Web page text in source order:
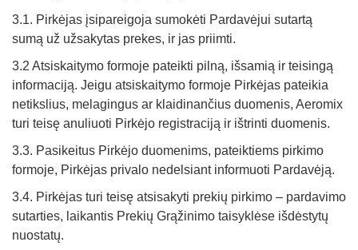
3.1. Pirkėjas įsipareigoja sumokėti Pardavėjui sutartą
sumą už užsakytas prekes, ir jas priimti.
3.2 Atsiskaitymo formoje pateikti pilną, išsamią ir teisingą
informaciją. Jeigu atsiskaitymo formoje Pirkėjas pateikia
netikslius, melagingus ar klaidinančius duomenis, Aeromix
turi teisę anuliuoti Pirkėjo registraciją ir ištrinti duomenis.
3.3. Pasikeitus Pirkėjo duomenims, pateiktiems pirkimo
formoje, Pirkėjas privalo nedelsiant informuoti Pardavėją.
3.4. Pirkėjas turi teisę atsisakyti prekių pirkimo – pardavimo
sutarties, laikantis Prekių Grąžinimo taisyklėse išdėstytų
nuostatų.